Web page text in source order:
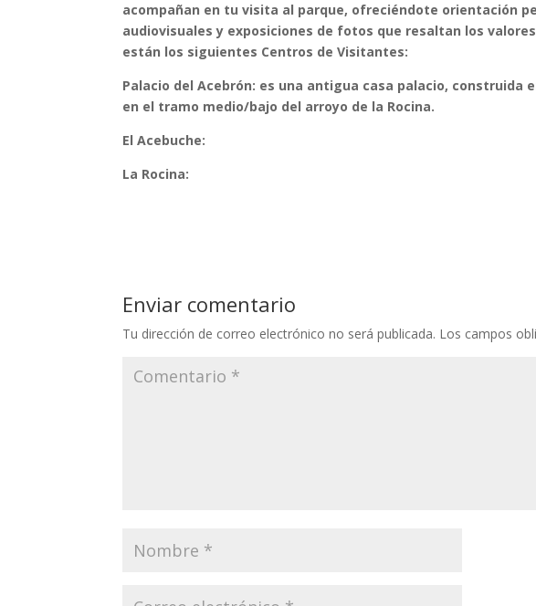
acompañan en tu visita al parque, ofreciéndote orientación
audiovisuales y exposiciones de fotos que resaltan los
están los siguientes Centros de Visitantes:
Palacio del Acebrón: es una antigua casa palacio, construida
en el tramo medio/bajo del arroyo de la Rocina.
El Acebuche:
La Rocina:
Enviar comentario
Tu dirección de correo electrónico no será publicada. Los campos